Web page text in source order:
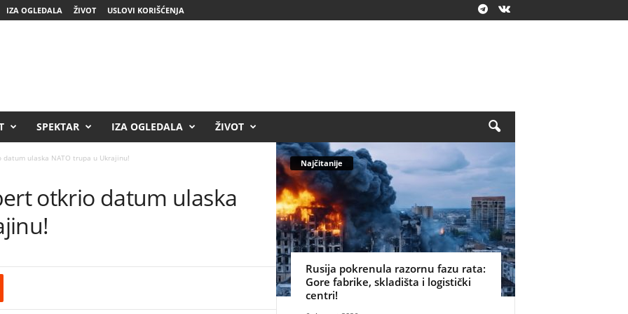
IZA OGLEDALA ŽIVOT USLOVI KORIŠĆENJA
SPEKTAR IZA OGLEDALA ŽIVOT
ulaska NATO trupa u Ukrajinu!
otkrio datum ulaska
Najčitanije
Rusija pokrenula razornu fazu rata:
Gore fabrike, skladišta i logistički
centri!